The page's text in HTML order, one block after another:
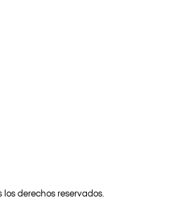
derechos reservados.